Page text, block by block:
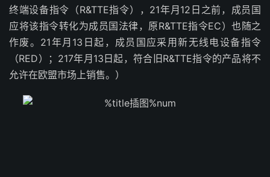
终端设备指令（R&TTE指令），21年月12日之前，成员国
应将该指令转化为成员国法律，原R&TTE指令EC）也随之
作废。21年月13日起，成员国应采用新无线电设备指令
（RED）；217年月13日起，符合旧R&TTE指令的产品将不
允许在欧盟市场上销售。）